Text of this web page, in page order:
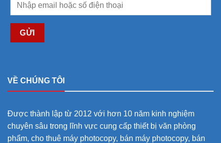
GỬI
VỀ CHÚNG TÔI
Được thành lập từ 2012 với hơn 10 năm kinh nghiệm
chuyên sâu trong lĩnh vực cung cấp thiết bị văn phòng
phẩm, cho thuê máy photocopy, bán máy photocopy, bán